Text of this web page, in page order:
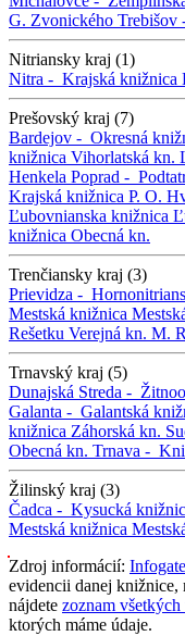
G. Zvonického Trebišov
Nitriansky kraj (1)
Nitra - Krajská knižnica
Prešovský kraj (7)
Bardejov - Okresná
knižnica Vihorlatská kn.
Henkela Poprad -
Krajská knižnica P. O.
Ľubovnianska knižnica
knižnica Obecná kn.
Trenčiansky kraj (3)
Prievidza -
Mestská knižnica
Rešetku Verejná kn. M.
Trnavský kraj (5)
Dunajská Streda -
Galanta - Galantská
knižnica Záhorská kn.
Obecná kn. Trnava -
Žilinský kraj (3)
Čadca - Kysucká
Mestská knižnica
Zdroj informácií:
evidencii danej knižnice,
nájdete zoznam
ktorých máme údaje.